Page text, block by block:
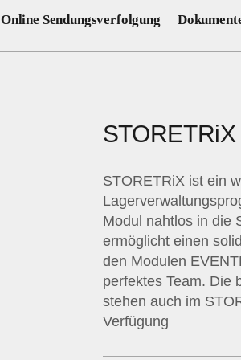
Online Sendungsverfolgung
STORETRiX
STORETRiX ist ein
Modul nahtlos in die
ermöglicht einen
den Modulen
perfektes Team. Die
stehen auch im
Verfügung